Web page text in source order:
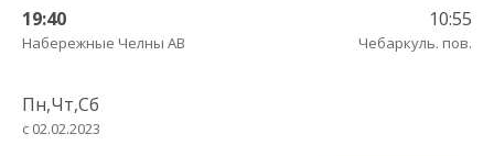
19:40
Набережные Челны АВ
10:55
Чебаркуль. пов.
Пн,Чт,Сб
с 02.02.2023